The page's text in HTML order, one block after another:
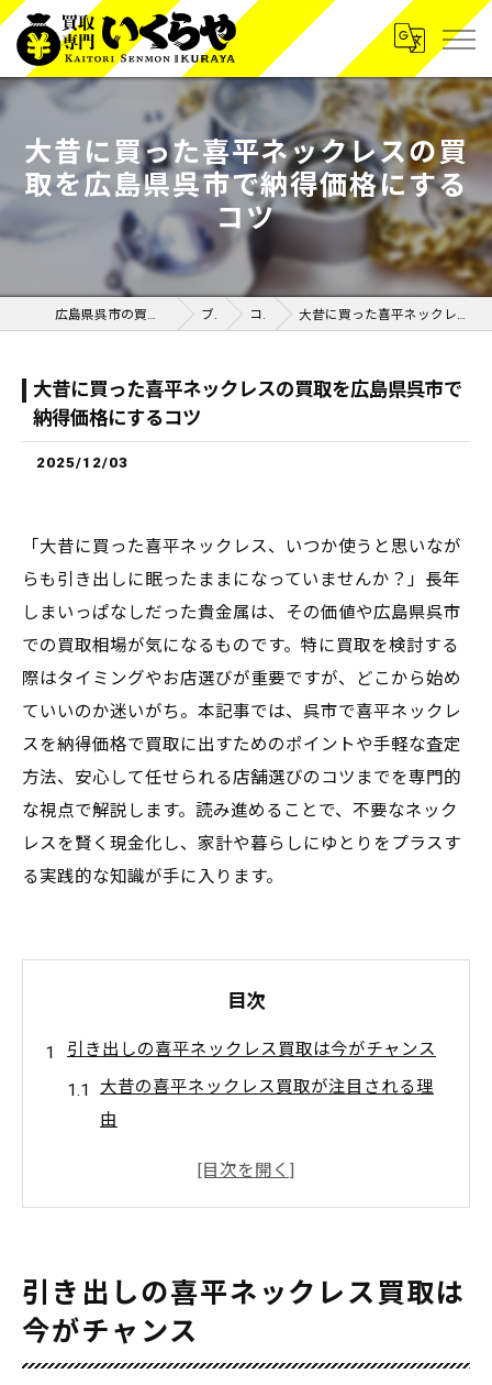
大昔に買った喜平ネックレスの買
取を広島県呉市で納得価格にする
コツ
広島県呉市の買取なら買取専門いくらや呉広店 ブログ コラム 大昔に買った喜平ネックレスの買取を広島県呉市で納得価格にするコツ
大昔に買った喜平ネックレスの買取を広島県呉市で
納得価格にするコツ
2025/12/03
「大昔に買った喜平ネックレス、いつか使うと思いなが
らも引き出しに眠ったままになっていませんか？」長年
しまいっぱなしだった貴金属は、その価値や広島県呉市
での買取相場が気になるものです。特に買取を検討する
際はタイミングやお店選びが重要ですが、どこから始め
ていいのか迷いがち。本記事では、呉市で喜平ネックレ
スを納得価格で買取に出すためのポイントや手軽な査定
方法、安心して任せられる店舗選びのコツまでを専門的
な視点で解説します。読み進めることで、不要なネック
レスを賢く現金化し、家計や暮らしにゆとりをプラスす
る実践的な知識が手に入ります。
目次
引き出しの喜平ネックレス買取は今がチャンス
大昔の喜平ネックレス買取が注目される理
由
今売るべき買取タイミングの見極め方
大昔のネックレスを賢く現金化する方法
買取で失敗しない現金化のポイント解説
引き出しの喜平ネックレス買取は
今がチャンス